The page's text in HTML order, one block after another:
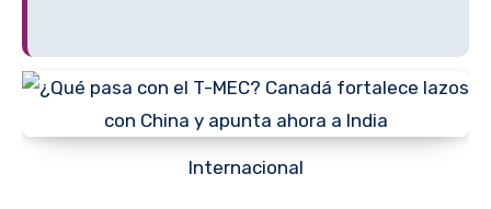
Internacional